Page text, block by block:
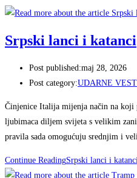
Srpski lanci i katanci
Post published:maj 28, 2026
Post category:UDARNE
Činjenice Italija mijenja način na
ljubimaca diljem svijeta s velikim
pravila sada omogućuju srednjim i
Continue ReadingSrpski lanci i